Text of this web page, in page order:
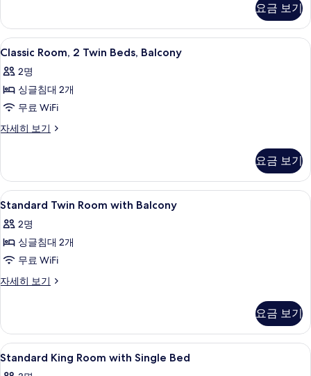
기
기
이
즈
침
대
1
개
사
두
보
리
플
룸,
사
이
침
대
1
세
보
기
요금 보기
Classic
Room,
2
Twin
Beds,
Balcony
모
두
보
기
9
Classic Room, 2 Twin Beds, Balcony
2명
싱글침대 2개
무료 WiFi
자세히 보기
Classic
Beds,
Balcony
자
히
보
요금 보기
Standard
Twin
Room
with
Balcony
사
두
보
욕실 | 샤워기/욕조 결합, 무료 세면용
1
Standard Twin Room with Balcony
2명
싱글침대 2개
무료 WiFi
자세히 보기
Standard
Balcony
자
세
요금 보기
Standard
King
1
Standard King Room with Single Bed